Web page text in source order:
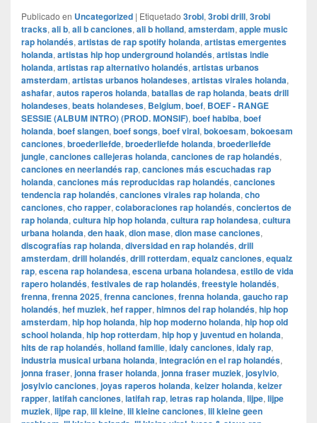
Publicado en Uncategorized | Etiquetado 3robi, 3robi drill, 3robi
tracks, ali b, ali b canciones, ali b holland, amsterdam, apple music
rap holandés, artistas de rap spotify holanda, artistas emergentes
holanda, artistas hip hop underground holandés, artistas indie
holanda, artistas rap alternativo holandés, artistas urbanos
amsterdam, artistas urbanos holandeses, artistas virales holanda,
ashafar, autos raperos holanda, batallas de rap holanda, beats drill
holandeses, beats holandeses, Belgium, boef, BOEF - RANGE
SESSIE (ALBUM INTRO) (PROD. MONSIF), boef habiba, boef
holanda, boef slangen, boef songs, boef viral, bokoesam, bokoesam
canciones, broederliefde, broederliefde holanda, broederliefde
jungle, canciones callejeras holanda, canciones de rap holandés,
canciones en neerlandés rap, canciones más escuchadas rap
holanda, canciones más reproducidas rap holandés, canciones
tendencia rap holandés, canciones virales rap holanda, cho
canciones, cho rapper, colaboraciones rap holandés, conciertos de
rap holanda, cultura hip hop holanda, cultura rap holandesa, cultura
urbana holanda, den haak, dion mase, dion mase canciones,
discografías rap holanda, diversidad en rap holandés, drill
amsterdam, drill holandés, drill rotterdam, equalz canciones, equalz
rap, escena rap holandesa, escena urbana holandesa, estilo de vida
rapero holandés, festivales de rap holandés, freestyle holandés,
frenna, frenna 2025, frenna canciones, frenna holanda, gaucho rap
holandés, hef muziek, hef rapper, himnos del rap holandés, hip hop
amsterdam, hip hop holanda, hip hop moderno holanda, hip hop old
school holanda, hip hop rotterdam, hip hop y juventud en holanda,
hits de rap holandés, holland familie, idaly canciones, idaly rap,
industria musical urbana holanda, integración en el rap holandés,
jonna fraser, jonna fraser holanda, jonna fraser muziek, josylvio,
josylvio canciones, joyas raperos holanda, keizer holanda, keizer
rapper, latifah canciones, latifah rap, letras rap holanda, lijpe, lijpe
muziek, lijpe rap, lil kleine, lil kleine canciones, lil kleine geen